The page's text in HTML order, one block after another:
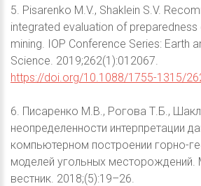
5. Pisarenko M.V., Shaklein S.V.
integrated evaluation of
mining. IOP Conference Series: Earth
Science. 2019;262(1):012067.
https://doi.org/10.1088/1755-1315/
6. Писаренко М.В., Рогова Т.Б.,
неопределенности интерпретации
компьютерном построении горно-
моделей угольных месторождений.
вестник. 2018;(5):19–26.